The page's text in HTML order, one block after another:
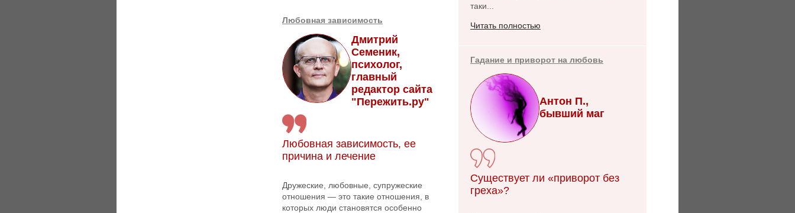
Любовная зависимость
Дмитрий
Семеник,
психолог,
главный
редактор сайта
"Пережить.ру"
Любовная зависимость, ее
причина и лечение
Дружеские, любовные, супружеские
отношения — это такие отношения, в
которых люди становятся особенно
таки...
Читать полностью
Гадание и приворот на любовь
Антон П.,
бывший маг
Существует ли «приворот без
греха»?